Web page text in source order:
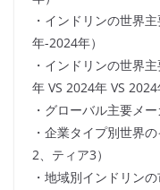
・インドリンの世界
年-2024年）
・インドリンの世界
年 VS 2024年 VS
・グローバル主要メ
・企業タイプ別世界
2、ティア3）
・地域別インドリン